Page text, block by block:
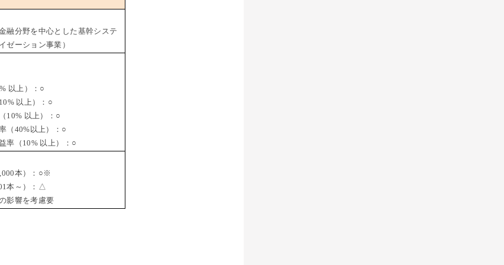
融分野を中心とした基幹システ
ゼーション事業）
以上）：○
以上）：○
10% 以上）：○
（40%以上）：○
率（10% 以上）：○
本）：○※
本～）：△
影響を考慮要